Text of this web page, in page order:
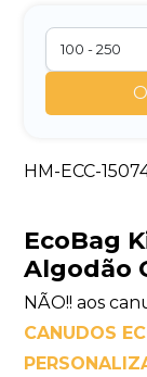
HM-ECC-
EcoBag
Algodão
NÃO!! aos
CANUDOS